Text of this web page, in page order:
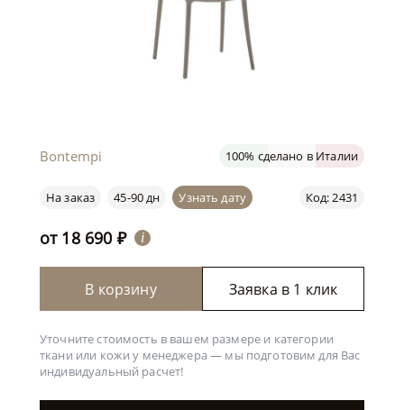
Bontempi 100% сделано в Италии
Код: 2431
На заказ 45-90 дн Узнать дату
от 18 690 ₽ i
В корзину Заявка в 1 клик
Уточните стоимость в вашем размере и категории
ткани или кожи у менеджера — мы подготовим для Вас
индивидуальный расчет!